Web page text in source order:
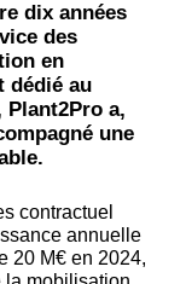
dix années
des
en
dédié au
a,
une
contractuel
annuelle
20 M€ en 2024,